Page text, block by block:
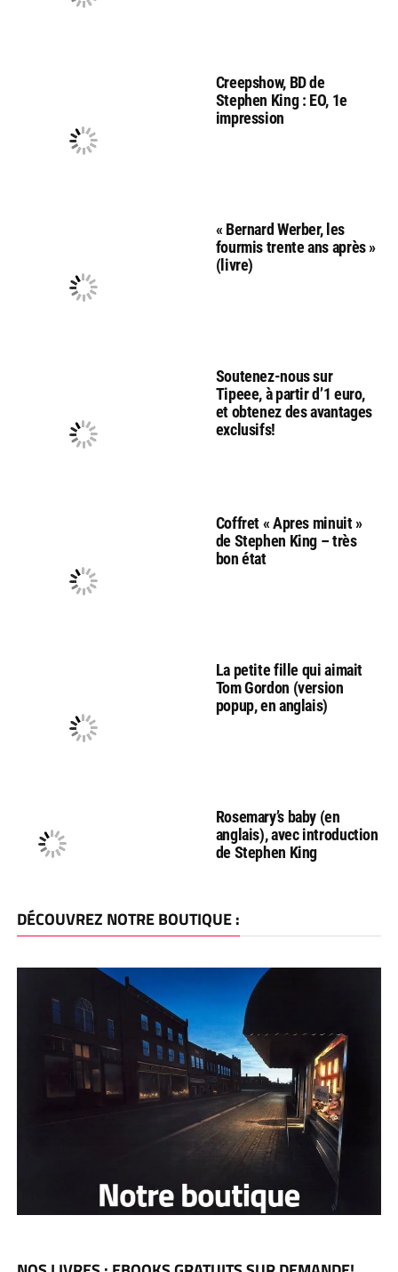
Creepshow, BD de
Stephen King : EO, 1e
impression
« Bernard Werber, les
fourmis trente ans après »
(livre)
Soutenez-nous sur
Tipeee, à partir d’1 euro,
et obtenez des avantages
exclusifs!
Coffret « Apres minuit »
de Stephen King – très
bon état
La petite fille qui aimait
Tom Gordon (version
popup, en anglais)
Rosemary’s baby (en
anglais), avec introduction
de Stephen King
DÉCOUVREZ NOTRE BOUTIQUE :